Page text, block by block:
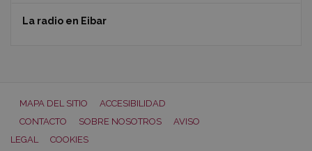
La radio en Eibar
MAPA DEL SITIO
ACCESIBILIDAD
CONTACTO
SOBRE NOSOTROS
AVISO
LEGAL
COOKIES